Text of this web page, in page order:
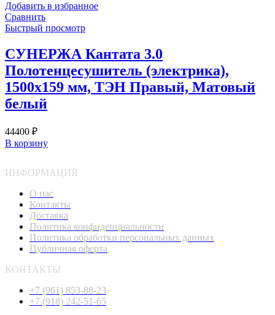
Добавить в избранное
Сравнить
Быстрый просмотр
СУНЕРЖА Кантата 3.0
Полотенцесушитель (электрика),
1500х159 мм, ТЭН Правый, Матовый
белый
44400 ₽
В корзину
ИНФОРМАЦИЯ
О нас
Контакты
Доставка
Политика конфиденциальности
Политика обработки персональных данных
Публичная оферта
КОНТАКТЫ
+7 (961) 853-88-23
+7 (918) 242-51-65